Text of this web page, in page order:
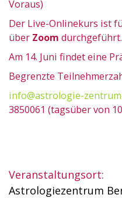
Voraus)
Der Live-Onlinekurs ist
über Zoom durchgeführt.
Am 14. Juni findet eine
Begrenzte
info@astrologie-
3850061 (tagsüber von
Veranstaltungsort:
Astrologiezentrum